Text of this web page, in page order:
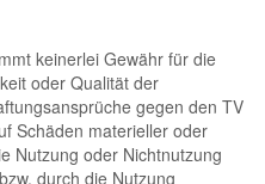
keinerlei Gewähr für die
oder Qualität der
gegen den TV
Schäden materieller oder
Nutzung oder Nichtnutzung
durch die Nutzung